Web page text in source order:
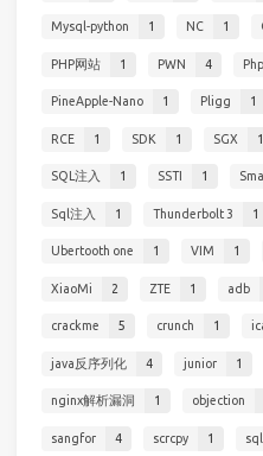
Mysql-python 1 NC 1
PHP网站 1 PWN 4
PineApple-Nano 1 Pligg 1
RCE 1 SDK 1 SGX 1
SQL注入 1 SSTI 1
Sql注入 1 Thunderbolt 3 1
Ubertooth one 1 VIM 1
XiaoMi 2 ZTE 1 adb
crackme 5 crunch 1
java反序列化 4 junior 1
nginx解析漏洞 1 objection
sangfor 4 scrcpy 1